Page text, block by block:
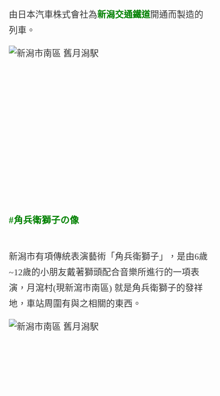
由日本汽車株式會社為新潟交通鐵道開通而製造的
列車。
#角兵衛獅子の像
新潟市有項傳統表演藝術「角兵衛獅子」，是由6歲
~12歲的小朋友戴著獅頭配合音樂所進行的一項表
演，月瀉村(現新瀉市南區) 就是角兵衛獅子的發祥
地，車站周圍有與之相關的東西。